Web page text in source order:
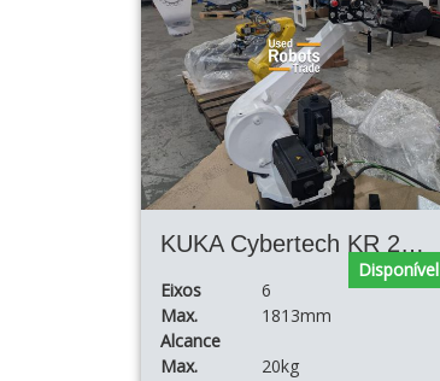
KUKA Cybertech KR 20 R1813
Eixos
6
Max.
Alcance
1813mm
Max.
20kg
Disponível